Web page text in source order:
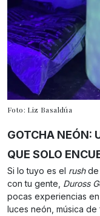
Foto: Liz Basaldúa
GOTCHA NEÓN:
QUE SOLO
Si lo tuyo es el rushde
con tu gente, Duross
pocas experiencias
luces neón, música